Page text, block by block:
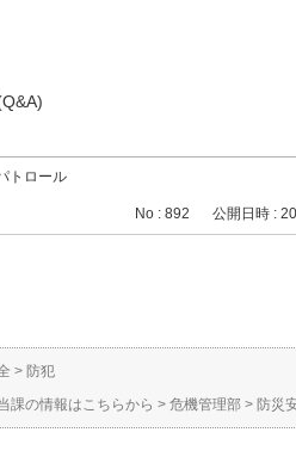
トロール
No : 892 公開日時 :
> 防犯
課の情報はこちらから > 危機管理部 > 防災